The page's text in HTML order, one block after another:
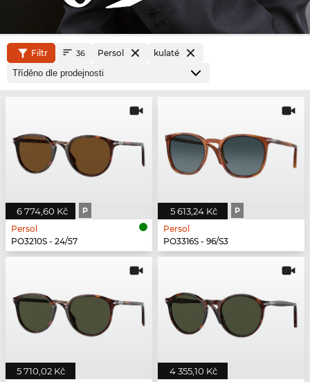
Filtr 36 Persol kulaté
6 774,60 Kč P
Persol
PO3210S - 24/57
5 613,24 Kč P
Persol
PO3316S - 96/S3
5 710,02 Kč 4 355,10 Kč